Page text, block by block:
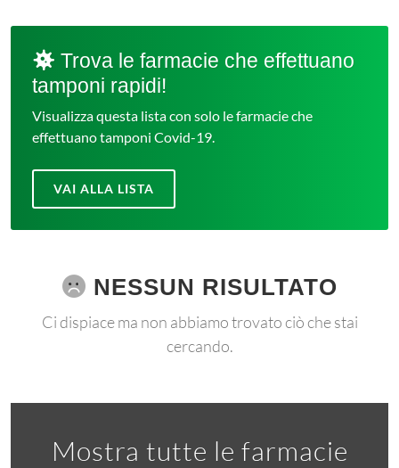
Trova le farmacie che effettuano
tamponi rapidi!
Visualizza questa lista con solo le farmacie che
effettuano tamponi Covid-19.
VAI ALLA LISTA
NESSUN RISULTATO
Ci dispiace ma non abbiamo trovato ciò che stai
cercando.
Mostra tutte le farmacie